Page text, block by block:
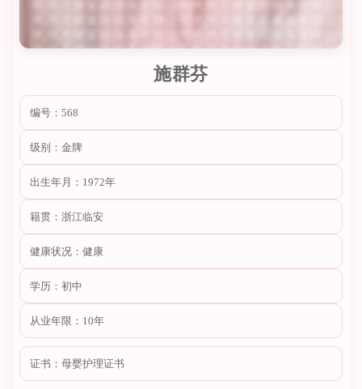
施群芬
编号：568
级别：金牌
出生年月：1972年
籍贯：浙江临安
健康状况：健康
学历：初中
从业年限：10年
证书：母婴护理证书